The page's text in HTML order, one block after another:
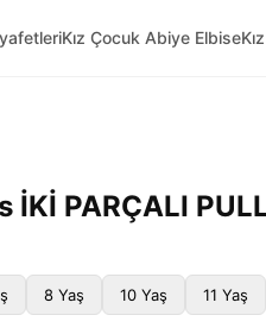
Kız Çocuk Abiye Elbise
İKİ PARÇALI
8 Yaş 10 Yaş 11 Yaş